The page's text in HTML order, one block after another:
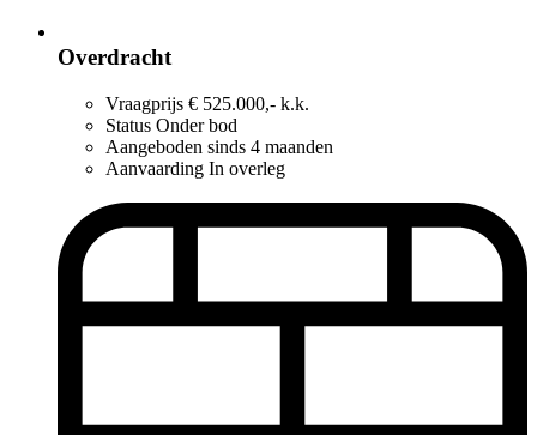
Overdracht
Vraagprijs € 525.000,- k.k.
Status Onder bod
Aangeboden sinds 4 maanden
Aanvaarding In overleg